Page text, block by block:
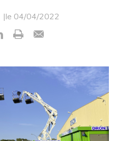
|le 04/04/2022